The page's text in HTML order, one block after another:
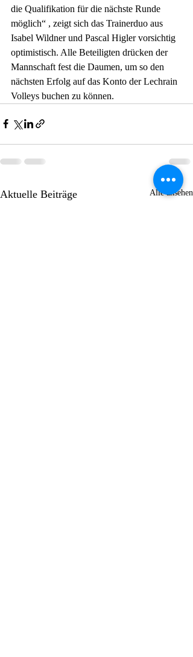
die Qualifikation für die nächste Runde
möglich“ , zeigt sich das Trainerduo aus
Isabel Wildner und Pascal Higler vorsichtig
optimistisch. Alle Beteiligten drücken der
Mannschaft fest die Daumen, um so den
nächsten Erfolg auf das Konto der Lechrain
Volleys buchen zu können.
Aktuelle Beiträge Alle ansehen